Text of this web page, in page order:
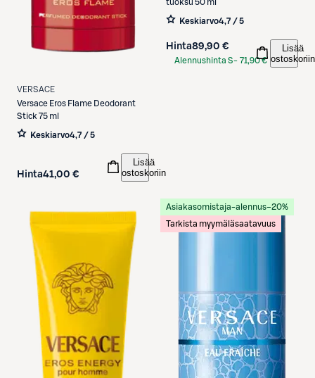
VERSACE
Versace Eros Flame Deodorant
Stick 75 ml
Keskiarvo4,7 / 5
Hinta41,00 €
Lisää
ostoskoriin
tuoksu 50 ml
Keskiarvo4,7 / 5
Hinta89,90 €
Alennushinta S- 71,90 €
Lisää
ostoskoriin
Asiakasomistaja-alennus−20%
Tarkista myymäläsaatavuus